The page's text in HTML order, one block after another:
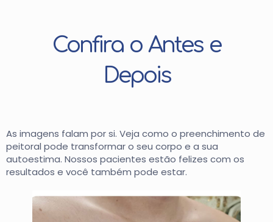
Confira o Antes e
Depois
As imagens falam por si. Veja como o preenchimento de
peitoral pode transformar o seu corpo e a sua
autoestima. Nossos pacientes estão felizes com os
resultados e você também pode estar.